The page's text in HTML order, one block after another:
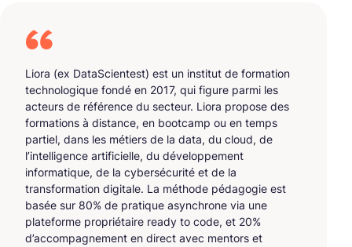
Liora (ex DataScientest) est un institut de formation
technologique fondé en 2017, qui figure parmi les
acteurs de référence du secteur. Liora propose des
formations à distance, en bootcamp ou en temps
partiel, dans les métiers de la data, du cloud, de
l’intelligence artificielle, du développement
informatique, de la cybersécurité et de la
transformation digitale. La méthode pédagogie est
basée sur 80% de pratique asynchrone via une
plateforme propriétaire ready to code, et 20%
d’accompagnement en direct avec mentors et